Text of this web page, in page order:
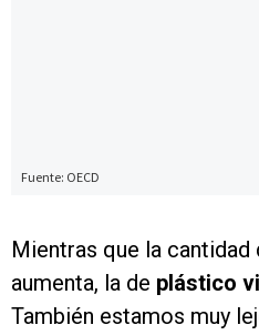
Mientras que la
aumenta, la de plástico
También estamos muy